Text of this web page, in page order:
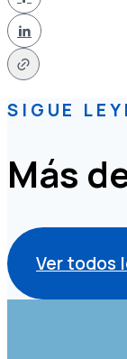
SIGUE
Más
Ver todos